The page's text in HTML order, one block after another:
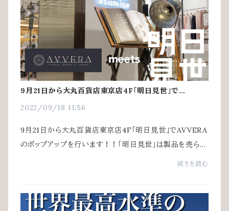
9月21日から大丸百貨店東京店4F「明日見世」で
2022/09/18 11:56
9月21日から大丸百貨店東京店4F「明日見世」でAVVERA
のポップアップを行います！！「明日見世」は製品を売らな
いポップアップですので、ぶらりと立ち寄り、気軽にお楽し
続きを読む